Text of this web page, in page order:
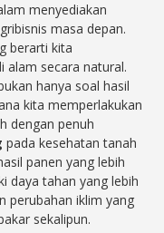
menyediakan
masa depan.
berarti kita
alam secara natural.
hanya soal hasil
kita memperlakukan
dengan penuh
pada kesehatan tanah
panen yang lebih
daya tahan yang lebih
perubahan iklim yang
sekalipun.